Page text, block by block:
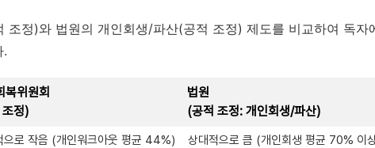
조정)와 법원의 개인회생/파산(공적 조정) 제도를 비교하여 독자
.
복위원회
정)
법원
(공적 조정: 개인회생/파산)
으로 작음 (개인워크아웃 평균 44%)
상대적으로 큼 (개인회생 평균 70% 이